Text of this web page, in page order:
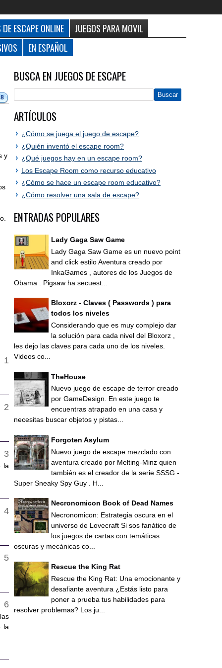
ESCAPE ONLINE
JUEGOS PARA MOVIL
EN ESPAÑOL
y
la
la
BUSCA EN JUEGOS DE ESCAPE
ARTÍCULOS
¿Cómo se juega el juego de escape?
¿Quién inventó el escape room?
¿Qué juegos hay en un escape room?
Los Escape Room como recurso educativo
¿Cómo se hace un escape room educativo?
¿Cómo resolver una sala de escape?
ENTRADAS POPULARES
Lady Gaga Saw Game
Lady Gaga Saw Game es un nuevo point
and click estilo Aventura creado por
InkaGames , autores de los Juegos de
Obama . Pigsaw ha secuest...
Bloxorz - Claves ( Passwords ) para
todos los niveles
Considerando que es muy complejo dar
la solución para cada nivel del Bloxorz ,
les dejo las claves para cada uno de los niveles.
Videos co...
TheHouse
Nuevo juego de escape de terror creado
por GameDesign. En este juego te
encuentras atrapado en una casa y
necesitas buscar objetos y pistas...
Forgoten Asylum
Nuevo juego de escape mezclado con
aventura creado por Melting-Minz quien
también es el creador de la serie SSSG -
Super Sneaky Spy Guy . H...
Necronomicon Book of Dead Names
Necronomicon: Estrategia oscura en el
universo de Lovecraft Si sos fanático de
los juegos de cartas con temáticas
oscuras y mecánicas co...
Rescue the King Rat
Rescue the King Rat: Una emocionante y
desafiante aventura ¿Estás listo para
poner a prueba tus habilidades para
resolver problemas? Los ju...